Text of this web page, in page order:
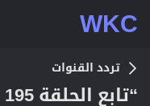
WKC
تردد القنوات